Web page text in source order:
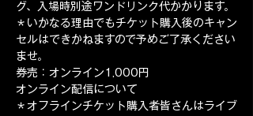
グ、入場時別途ワンドリンク代かかります。
＊いかなる理由でもチケット購入後のキャン
セルはできかねますので予めご了承ください
ませ。
券売：オンライン1,000円
オンライン配信について
＊オフラインチケット購入者皆さんはライブ